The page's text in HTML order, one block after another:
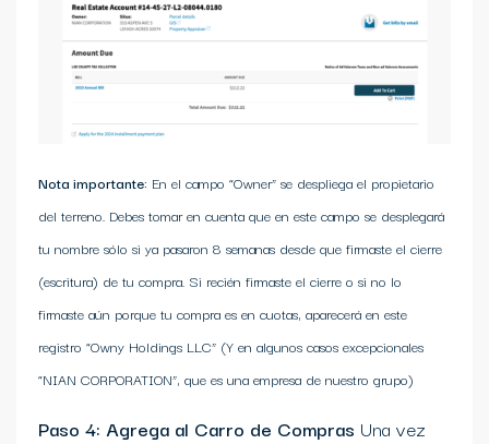
Nota importante: En el campo “Owner” se despliega el propietario
del terreno. Debes tomar en cuenta que en este campo se desplegará
tu nombre sólo si ya pasaron 8 semanas desde que firmaste el cierre
(escritura) de tu compra. Si recién firmaste el cierre o si no lo
firmaste aún porque tu compra es en cuotas, aparecerá en este
registro “Owny Holdings LLC” (Y en algunos casos excepcionales
“NIAN CORPORATION”, que es una empresa de nuestro grupo)
Paso 4: Agrega al Carro de Compras Una vez